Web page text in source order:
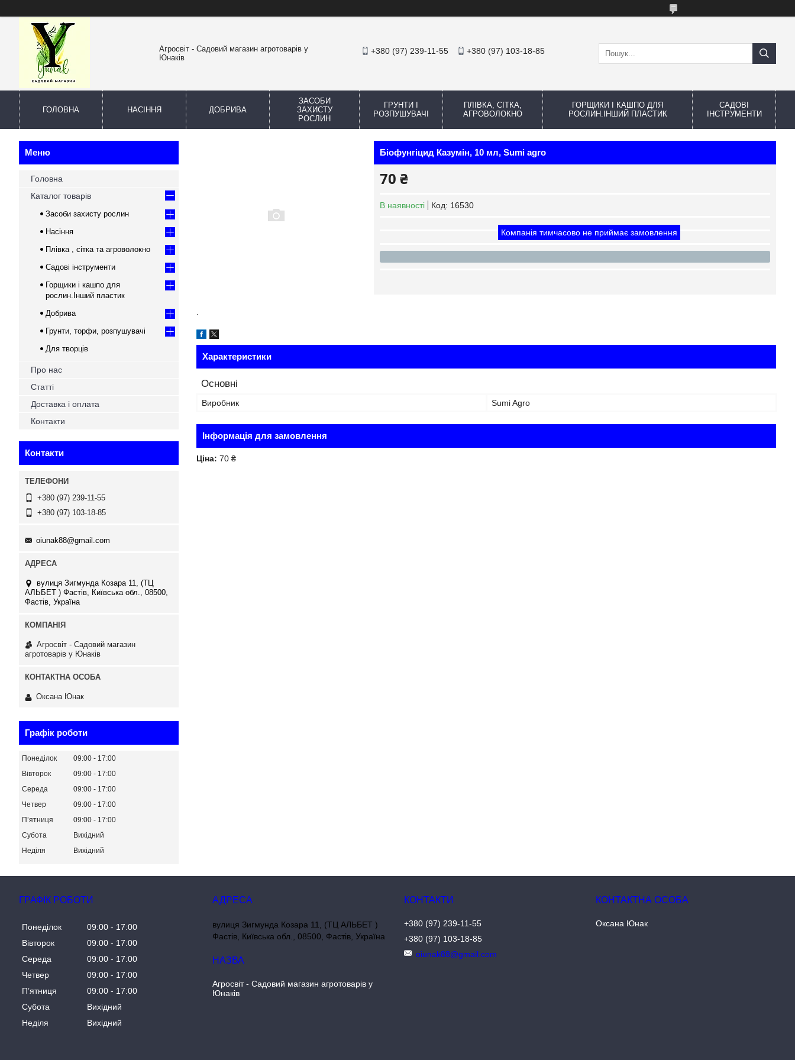
Агросвіт - Садовий магазин агротоварів у
Юнаків
+380 (97) 239-11-55 +380 (97) 103-18-85
ГОЛОВНА НАСІННЯ ДОБРИВА
ЗАСОБИ
ЗАХИСТУ
РОСЛИН
ГРУНТИ І
РОЗПУШУВАЧІ
ПЛІВКА, СІТКА,
АГРОВОЛОКНО
ГОРЩИКИ І КАШПО ДЛЯ
РОСЛИН.ІНШИЙ ПЛАСТИК
САДОВІ
ІНСТРУМЕНТИ
Біофунгіцид Казумін, 10 мл, Sumi agro
70 ₴
В наявності Код: 16530
Компанія тимчасово не приймає замовлення
Характеристики
Основні
Виробник Sumi Agro
Інформація для замовлення
Ціна: 70 ₴
Головна
Каталог товарів
Засоби захисту рослин
Насіння
Плівка , сітка та агроволокно
Садові інструменти
Горщики і кашпо для
рослин.Інший пластик
Добрива
Грунти, торфи, розпушувачі
Для творців
Про нас
Статті
Доставка і оплата
Контакти
Контакти
+380 (97) 239-11-55
+380 (97) 103-18-85
oiunak88@gmail.com
вулиця Зигмунда Козара 11, (ТЦ
АЛЬБЕТ ) Фастів, Київська обл., 08500,
Фастів, Україна
Агросвіт - Садовий магазин
агротоварів у Юнаків
Оксана Юнак
Графік роботи
Понеділок 09:00
17:00
Вівторок
09:00
17:00
Середа
09:00
17:00
Четвер
09:00
17:00
Пʼятниця
09:00
17:00
Субота
Вихідний
Неділя
Вихідний
ГРАФІК РОБОТИ
Понеділок 09:00
17:00
Вівторок
09:00
17:00
Середа
09:00
17:00
Четвер
09:00
17:00
Пʼятниця
09:00
17:00
Субота
Вихідний
Неділя
Вихідний
вулиця Зигмунда Козара 11, (ТЦ АЛЬБЕТ )
Фастів, Київська обл., 08500, Фастів, Україна
Агросвіт - Садовий магазин агротоварів у
Юнаків
+380 (97) 239-11-55
+380 (97) 103-18-85
oiunak88@gmail.com
Оксана Юнак